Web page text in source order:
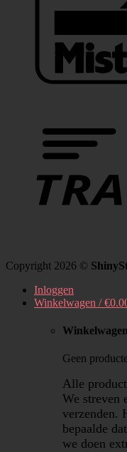
Copyright 2026 ©
Inloggen
Winkelwagen /€
Winkelwagen
Geen
Alle
We streven
verzenden.
bepaalde
we doen